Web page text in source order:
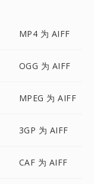
MP4 为 AIFF
OGG 为 AIFF
MPEG 为 AIFF
3GP 为 AIFF
CAF 为 AIFF